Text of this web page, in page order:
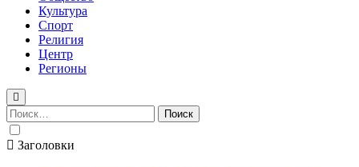
Культура
Спорт
Религия
Центр
Регионы
Найти:
Заголовки